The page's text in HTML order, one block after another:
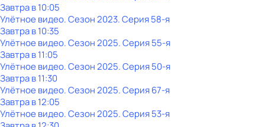
Завтра в 10:05
Улётное видео. Сезон 2023. Серия 58-я
Завтра в 10:35
Улётное видео. Сезон 2025. Серия 55-я
Завтра в 11:05
Улётное видео. Сезон 2025. Серия 50-я
Завтра в 11:30
Улётное видео. Сезон 2025. Серия 67-я
Завтра в 12:05
Улётное видео. Сезон 2025. Серия 53-я